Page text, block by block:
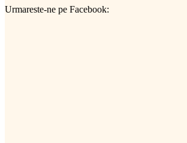
Urmareste-ne pe Facebook: